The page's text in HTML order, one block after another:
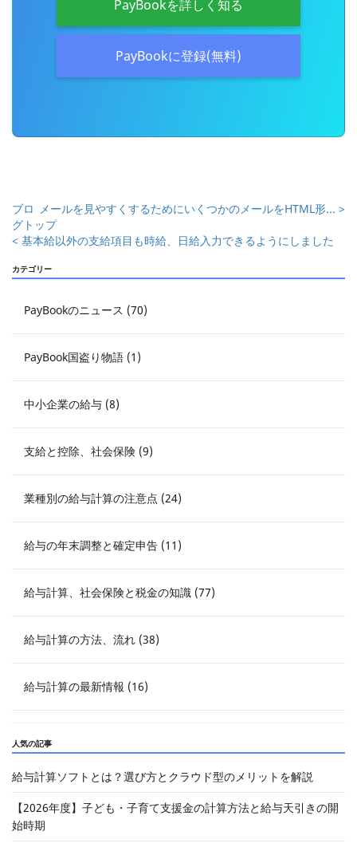
PayBookを詳しく知る
PayBookに登録(無料)
メールを見やすくするためにいくつかのメールをHTML形... >
ブロ
グトップ
< 基本給以外の支給項目も時給、日給入力できるようにしました
カテゴリー
PayBookのニュース (70)
PayBook国盗り物語 (1)
中小企業の給与 (8)
支給と控除、社会保険 (9)
業種別の給与計算の注意点 (24)
給与の年末調整と確定申告 (11)
給与計算、社会保険と税金の知識 (77)
給与計算の方法、流れ (38)
給与計算の最新情報 (16)
人気の記事
給与計算ソフトとは？選び方とクラウド型のメリットを解説
【2026年度】子ども・子育て支援金の計算方法と給与天引きの開
始時期